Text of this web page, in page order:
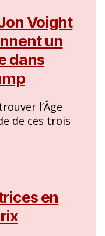
Voight
un
dans
l’Âge
de ces trois
en